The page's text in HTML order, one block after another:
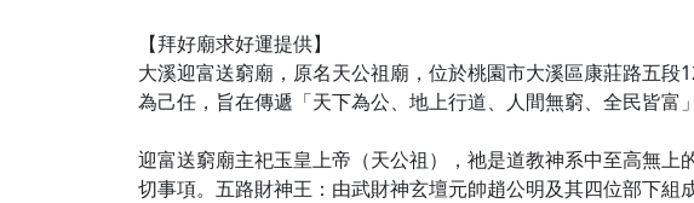
【拜好廟求好運提供】
大溪迎富送窮廟，原名天公祖廟，位於桃園市大溪區康莊路五
為己任，旨在傳遞「天下為公、地上行道、人間無窮、全民皆富
迎富送窮廟主祀玉皇上帝（天公祖），祂是道教神系中至高無
切事項。五路財神王：由武財神玄壇元帥趙公明及其四位部下